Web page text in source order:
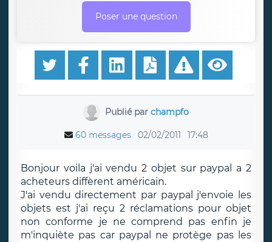
Poser une question
Publié par champfo
60 messages 02/02/2011 17:48
Bonjour voila j'ai vendu 2 objet sur paypal a 2
acheteurs diffèrent américain.
J'ai vendu directement par paypal j'envoie les
objets est j'ai reçu 2 réclamations pour objet
non conforme je ne comprend pas enfin je
m'inquiète pas car paypal ne protège pas les